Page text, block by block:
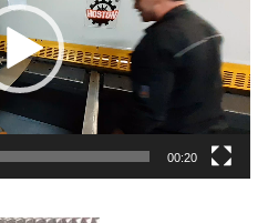
00:20